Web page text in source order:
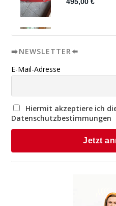
➡️NEWSLETTER⬅️
E-Mail-Adresse
Hiermit akzeptiere ich
Datenschutzbestimmungen